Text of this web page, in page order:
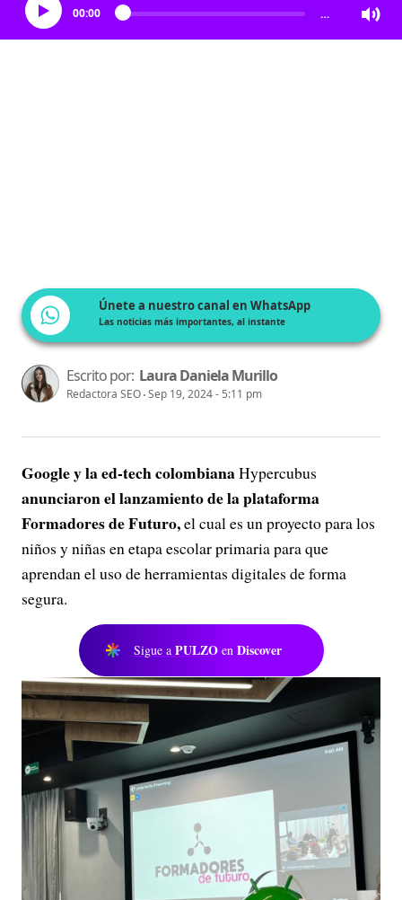
00:00 …
Únete a nuestro canal en WhatsApp
Las noticias más importantes, al instante
Escrito por: Laura Daniela Murillo
Redactora SEO Sep 19, 2024 - 5:11 pm
Google y la ed-tech colombianaHypercubus
anunciaron el lanzamiento de la plataforma
Formadores de Futuro,el cual es un proyecto para los
niños y niñas en etapa escolar primaria para que
aprendan el uso de herramientas digitales de forma
segura.
Sigue a PULZO en Discover